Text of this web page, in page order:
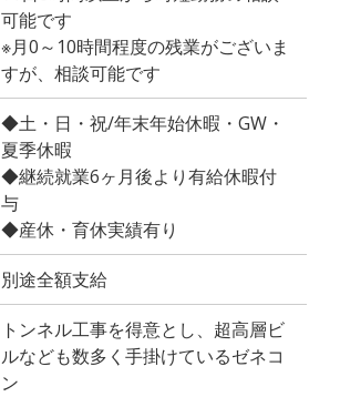
可能です
※月0～10時間程度の残業がございま
すが、相談可能です
◆土・日・祝/年末年始休暇・GW・
夏季休暇
◆継続就業6ヶ月後より有給休暇付
与
◆産休・育休実績有り
別途全額支給
トンネル工事を得意とし、超高層ビ
ルなども数多く手掛けているゼネコ
ン